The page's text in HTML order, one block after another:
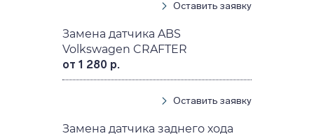
Оставить заявку
Замена датчика ABS
Volkswagen CRAFTER
от 1 280 р.
Оставить заявку
Замена датчика заднего хода